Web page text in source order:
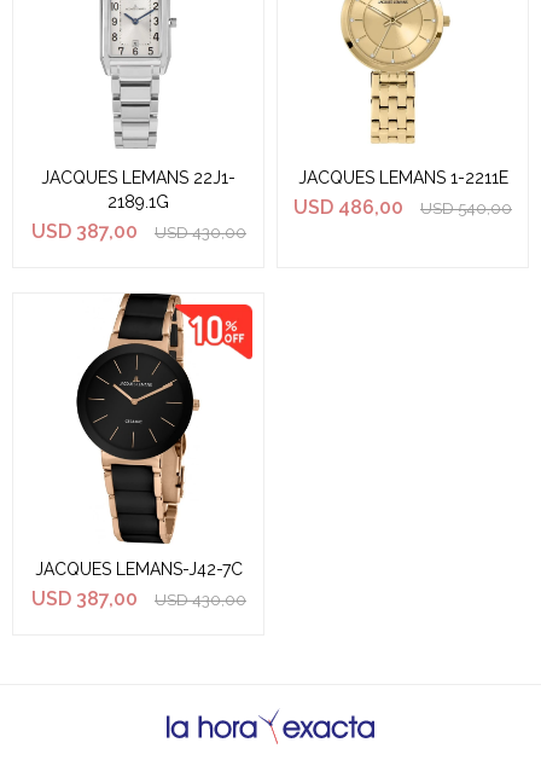
JACQUES LEMANS 22J1-
2189.1G
USD 387,00 USD 430,00
JACQUES LEMANS 1-2211E
USD 486,00 USD 540,00
JACQUES LEMANS-J42-7C
USD 387,00 USD 430,00